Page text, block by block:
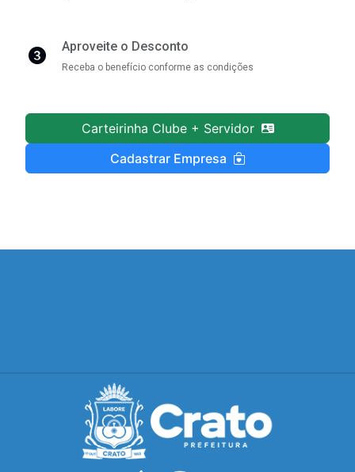
Aproveite o Desconto
Receba o benefício conforme as condições
Carteirinha Clube + Servidor
Cadastrar Empresa